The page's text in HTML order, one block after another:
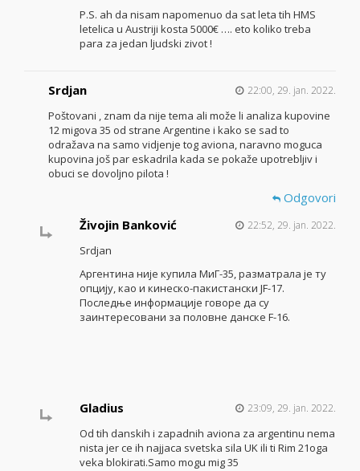
P.S. ah da nisam napomenuo da sat leta tih HMS
letelica u Austriji kosta 5000€ …. eto koliko treba
para za jedan ljudski zivot !
Srdjan 22:00, 29. jan. 2022.
Poštovani , znam da nije tema ali može li analiza kupovine
12 migova 35 od strane Argentine i kako se sad to
odražava na samo vidjenje tog aviona, naravno moguca
kupovina još par eskadrila kada se pokaže upotrebljiv i
obuci se dovoljno pilota !
Odgovori
Živojin Banković
22:52, 29. jan. 2022.
Srdjan
Аргентина није купила МиГ-35, разматрала је ту
опцију, као и кинеско-пакистански JF-17.
Последње информације говоре да су
заинтересовани за половне данске F-16.
Gladius 23:09, 29. jan. 2022.
Od tih danskih i zapadnih aviona za argentinu nema
nista jer ce ih najjaca svetska sila UK ili ti Rim 21oga
veka blokirati.Samo mogu mig 35